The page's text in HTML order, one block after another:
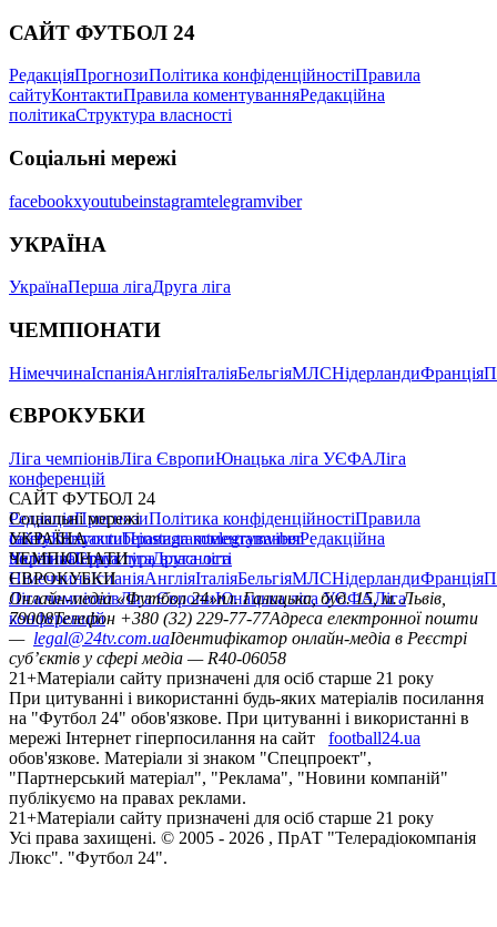
САЙТ ФУТБОЛ 24
РедакціяПрогнозиПолітика конфіденційностіПравила
сайтуКонтактиПравила коментуванняРедакційна
політикаСтруктура власності
Соціальні мережі
facebookxyoutubeinstagramtelegramviber
УКРАЇНА
УкраїнаПерша лігаДруга ліга
ЧЕМПІОНАТИ
НімеччинаІспаніяАнгліяІталіяБельгіяМЛСНідерландиФранція
ЄВРОКУБКИ
Ліга чемпіонівЛіга ЄвропиЮнацька ліга УЄФАЛіга
конференцій
САЙТ ФУТБОЛ 24
РедакціяПрогнозиПолітика конфіденційностіПравила
сайтуКонтактиПравила коментуванняРедакційна
політикаСтруктура власності
Соціальні мережі
facebookxyoutubeinstagramtelegramviber
УКРАЇНА
УкраїнаПерша лігаДруга ліга
ЧЕМПІОНАТИ
НімеччинаІспаніяАнгліяІталіяБельгіяМЛСНідерландиФранція
ЄВРОКУБКИ
Ліга чемпіонівЛіга ЄвропиЮнацька ліга УЄФАЛіга
конференцій
Онлайн-медіа «Футбол 24»пл. Галицька, буд. 15, м. Львів,
79008Телефон +380 (32) 229-77-77Адреса електронної пошти
— legal@24tv.com.uaІдентифікатор онлайн-медіа в Реєстрі
суб’єктів у сфері медіа — R40-06058
21+Матеріали сайту призначені для осіб старше 21 року
При цитуванні і використанні будь-яких матеріалів посилання
на "Футбол 24" обов'язкове. При цитуванні і використанні в
мережі Інтернет гіперпосилання на сайт
football24.ua
обов'язкове. Матеріали зі знаком "Спецпроект",
"Партнерський матеріал", "Реклама", "Новини компаній"
публікуємо на правах реклами.
21+Матеріали сайту призначені для осіб старше 21 року
Усi права захищенi. © 2005 - 2026 , ПрАТ "Телерадіокомпанія
Люкс". "Футбол 24".